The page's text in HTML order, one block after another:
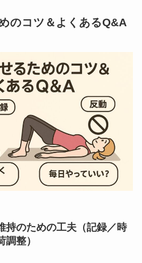
のコツ＆よくあるQ&A
持のための工夫（記録／時
整）